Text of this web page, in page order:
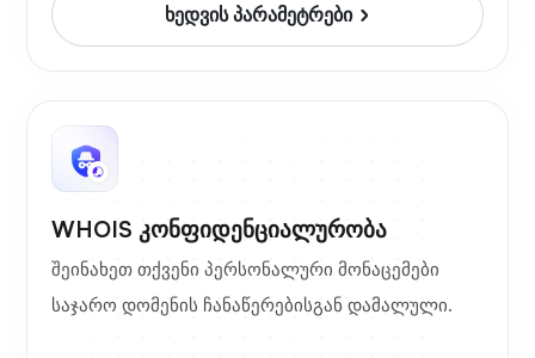
ხედვის პარამეტრები
WHOIS კონფიდენციალურობა
შეინახეთ თქვენი პერსონალური მონაცემები
საჯარო დომენის ჩანაწერებისგან დამალული.